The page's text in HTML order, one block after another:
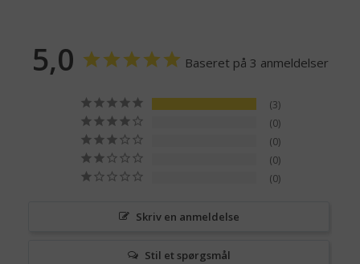
5,0 Baseret på 3 anmeldelser
3
0
0
0
0
Skriv en anmeldelse
Stil et spørgsmål